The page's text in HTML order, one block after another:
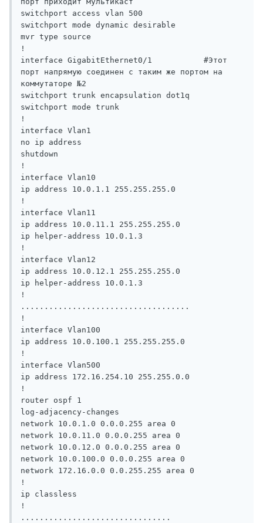
switchport access vlan 500
switchport mode dynamic desirable
mvr type source
!
interface GigabitEthernet0/1           #Этот
порт напрямую соединен с таким же портом на
коммутаторе №2
switchport trunk encapsulation dot1q
switchport mode trunk
!
interface Vlan1
no ip address
shutdown
!
interface Vlan10
ip address 10.0.1.1 255.255.255.0
!
interface Vlan11
ip address 10.0.11.1 255.255.255.0
ip helper-address 10.0.1.3
!
interface Vlan12
ip address 10.0.12.1 255.255.255.0
ip helper-address 10.0.1.3
!
....................................
!
interface Vlan100
ip address 10.0.100.1 255.255.255.0
!
interface Vlan500
ip address 172.16.254.10 255.255.0.0
!
router ospf 1
log-adjacency-changes
network 10.0.1.0 0.0.0.255 area 0
network 10.0.11.0 0.0.0.255 area 0
network 10.0.12.0 0.0.0.255 area 0
network 10.0.100.0 0.0.0.255 area 0
network 172.16.0.0 0.0.255.255 area 0
!
ip classless
!
................................